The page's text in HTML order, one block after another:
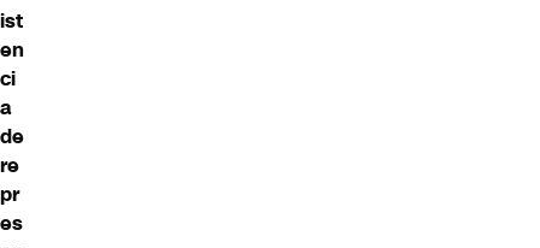
ist
en
ci
a
de
re
pr
es